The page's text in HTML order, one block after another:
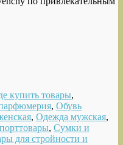
купить товары,
, Обувь
, Одежда мужская,
, Сумки и
для стройности и